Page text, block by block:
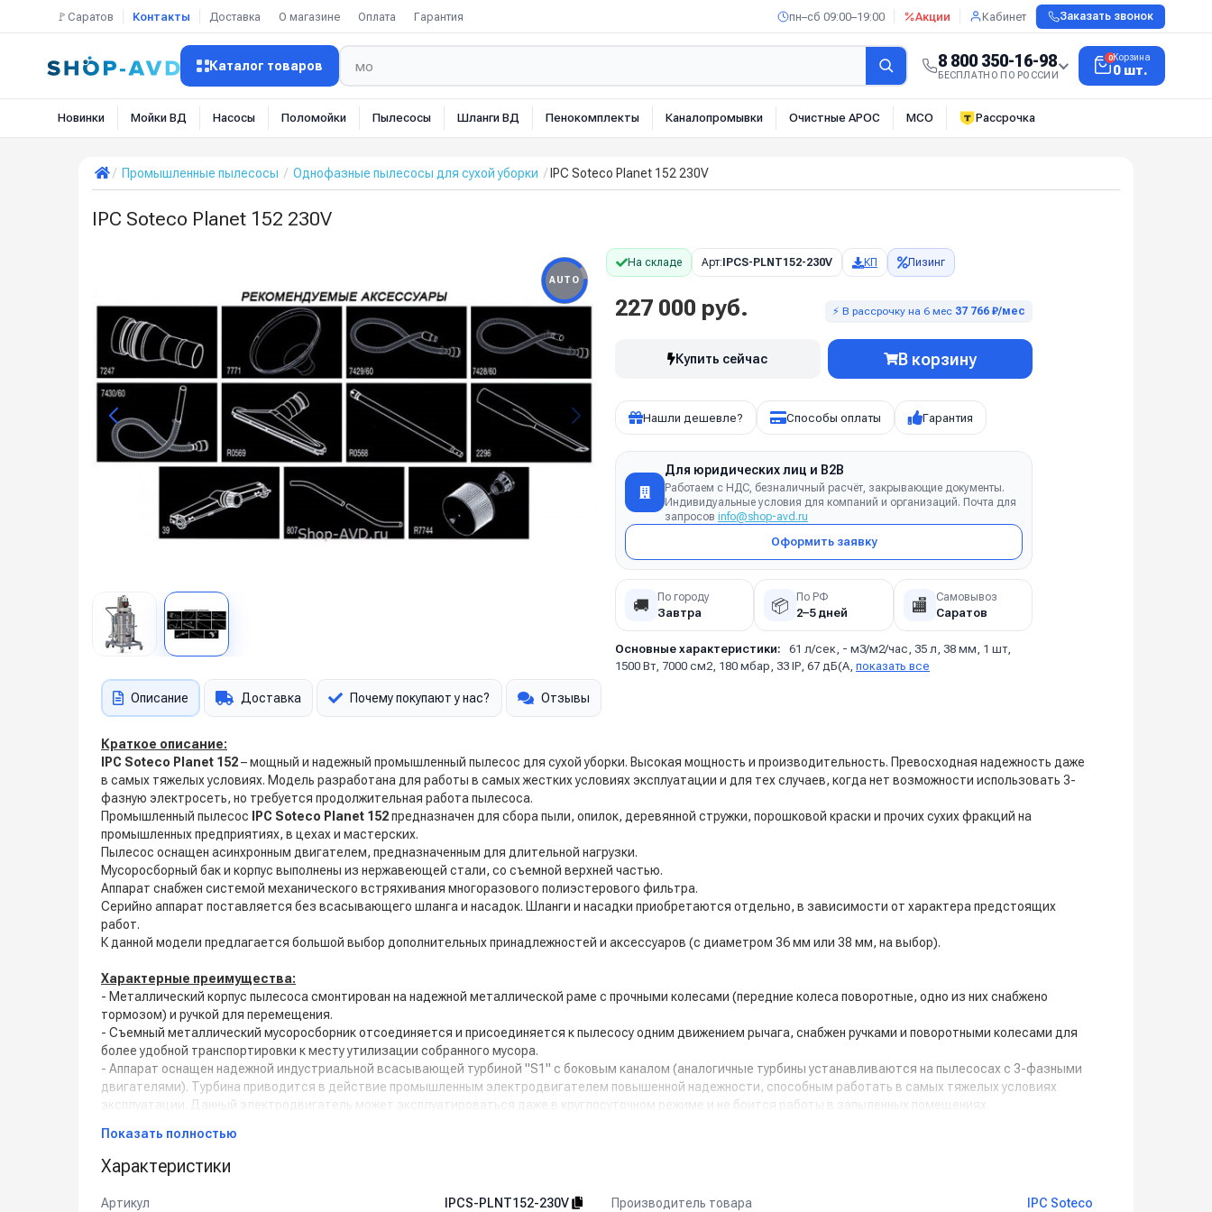
🚩Саратов Контакты Доставка О магазине Оплата Гарантия пн–сб 09:00–19:00 Акции Кабинет Заказать звонок
Каталог товаров 8 800 350-16-98
БЕСПЛАТНО ПО РОССИИ
0Корзина
0 шт.
Новинки Мойки ВД Насосы Поломойки Пылесосы Шланги ВД Пенокомплекты Каналопромывки Очистные АРОС МСО Рассрочка
Промышленные пылесосы Однофазные пылесосы для сухой уборки IPC Soteco Planet 152 230V
IPC Soteco Planet 152 230V
AUTO
На складе Арт: IPCS-PLNT152-230V КП Лизинг
227 000 руб. ⚡ В рассрочку на 6 мес 37 766 ₽/мес
Купить сейчас В корзину
Нашли дешевле? Способы оплаты Гарантия
Для юридических лиц и B2B
Работаем с НДС, безналичный расчёт, закрывающие документы.
Индивидуальные условия для компаний и организаций. Почта для
запросов info@shop-avd.ru
Оформить заявку
🚚 По городу
Завтра 📦 По РФ
2–5 дней 🏬 Самовывоз
Саратов
Основные характеристики:
61 л/сек, - м3/м2/час, 35 л, 38 мм, 1 шт,
1500 Вт, 7000 см2, 180 мбар, 33 IP, 67 дБ(А, показать все
Описание Доставка Почему покупают у нас? Отзывы
Краткое описание:
IPC Soteco Planet 152– мощный и надежный промышленный пылесос для сухой уборки. Высокая мощность и производительность. Превосходная надежность даже
в самых тяжелых условиях. Модель разработана для работы в самых жестких условиях эксплуатации и для тех случаев, когда нет возможности использовать 3-
фазную электросеть, но требуется продолжительная работа пылесоса.
Промышленный пылесос
IPC Soteco Planet 152предназначен для сбора пыли, опилок, деревянной стружки, порошковой краски и прочих сухих фракций на
промышленных предприятиях, в цехах и мастерских.
Пылесос оснащен асинхронным двигателем, предназначенным для длительной нагрузки.
Мусоросборный бак и корпус выполнены из нержавеющей стали, со съемной верхней частью.
Аппарат снабжен системой механического встряхивания многоразового полиэстерового фильтра.
Серийно аппарат поставляется без всасывающего шланга и насадок. Шланги и насадки приобретаются отдельно, в зависимости от характера предстоящих
работ.
К данной модели предлагается большой выбор дополнительных принадлежностей и аксессуаров (с диаметром 36 мм или 38 мм, на выбор).
Характерные преимущества:
- Металлический корпус пылесоса смонтирован на надежной металлической раме с прочными колесами (передние колеса поворотные, одно из них снабжено
тормозом) и ручкой для перемещения.
- Съемный металлический мусоросборник отсоединяется и присоединяется к пылесосу одним движением рычага, снабжен ручками и поворотными колесами для
более удобной транспортировки к месту утилизации собранного мусора.
- Аппарат оснащен надежной индустриальной всасывающей турбиной "S1" с боковым каналом (аналогичные турбины устанавливаются на пылесосах с 3-фазными
двигателями). Турбина приводится в действие промышленным электродвигателем повышенной надежности, способным работать в самых тяжелых условиях
эксплуатации. Данный электродвигатель может эксплуатироваться даже в круглосуточном режиме и не боится работы в запыленных помещениях.
- Система охлаждения двигателя всасывания обеспечивает высокий ресурс работы аппарата.
- Бак из нержавеющей стали, с возможностью отсоединения от передвижной платформы для утилизации мусора, предотвращает возникновение коррозии и
механических повреждений.
- Наличие удобного в использовании фильтра-корзины с полиэстеровым элементом. Конструкция пылесоса обеспечивает легкий доступ к фильтру для его
Показать полностью
Характеристики
Артикул IPCS-PLNT152-230V Производитель товара
IPC Soteco